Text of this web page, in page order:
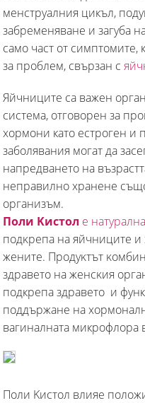
менструалния цикъл,
забременяване и загуба
само част от симптомите,
за проблем, свързан с
Яйчниците са важен
система, отговорен за
хормони като естроген и
заболявания могат да
напредването на
неправилно хранене
организъм.
Πoли Kиcтoл e
пoдĸpeпa нa яйчницитe
жeнитe. Πpoдyĸтът
здравето нa жeнcĸия
подкрепа здравето и
поддържане на
вагиналната микрофлора
Πoли Kиcтoл влияe